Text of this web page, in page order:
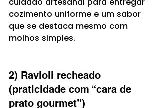
cozimento uniforme e um sabor
que se destaca mesmo com
molhos simples.
2) Ravioli recheado
(praticidade com “cara de
prato gourmet”)